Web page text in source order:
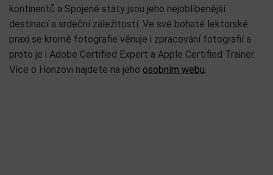
kontinentů a Spojené státy jsou jeho nejoblíbenější
destinací a srdeční záležitostí. Ve své bohaté lektorské
praxi se kromě fotografie věnuje i zpracování fotografií a
proto je i Adobe Certified Expert a Apple Certified Trainer.
Více o Honzovi najdete na jeho osobním webu